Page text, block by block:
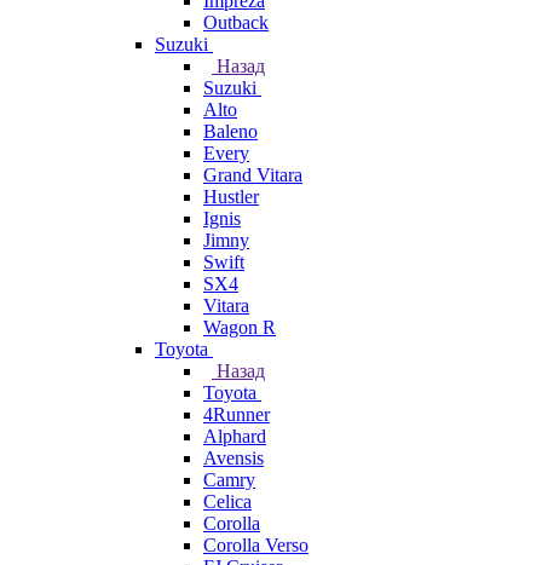
Outback
Suzuki
Назад
Suzuki
Alto
Baleno
Every
Grand Vitara
Hustler
Ignis
Jimny
Swift
SX4
Vitara
Wagon R
Toyota
Назад
Toyota
4Runner
Alphard
Avensis
Camry
Celica
Corolla
Corolla Verso